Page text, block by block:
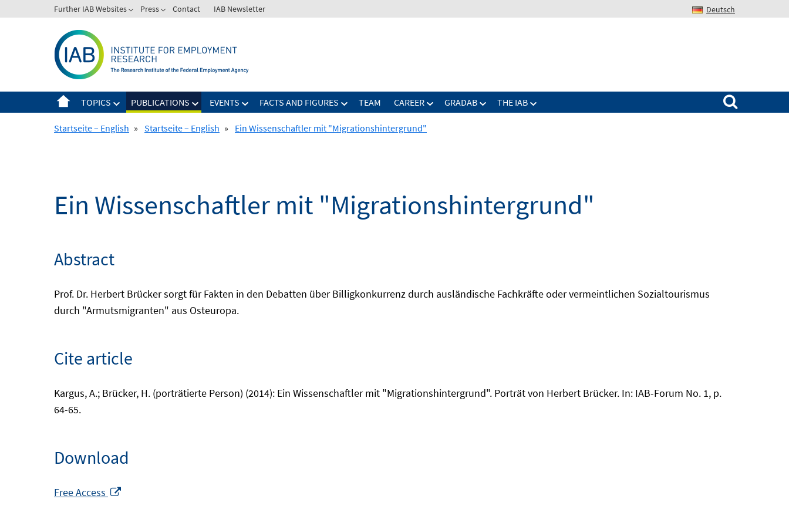
to
Further IAB Websites Press Contact IAB Newsletter Deutsch
TOPICS PUBLICATIONS EVENTS FACTS AND FIGURES TEAM CAREER GRADAB THE IAB
Search for:
Startseite – English » Startseite – English » Ein Wissenschaftler mit "Migrationshintergrund"
Ein Wissenschaftler mit "Migrationshintergrund"
Abstract
Prof. Dr. Herbert Brücker sorgt für Fakten in den Debatten über Billigkonkurrenz durch ausländische Fachkräfte oder vermeintlichen Sozialtourismus
durch "Armutsmigranten" aus Osteuropa.
Cite article
Kargus, A.; Brücker, H. (porträtierte Person) (2014): Ein Wissenschaftler mit "Migrationshintergrund". Porträt von Herbert Brücker. In: IAB-Forum No. 1, p.
64-65.
Download
Free Access